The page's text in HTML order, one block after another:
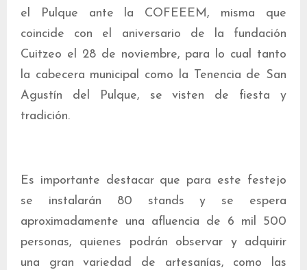
el Pulque ante la COFEEEM, misma que
coincide con el aniversario de la fundación
Cuitzeo el 28 de noviembre, para lo cual tanto
la cabecera municipal como la Tenencia de San
Agustín del Pulque, se visten de fiesta y
tradición.
Es importante destacar que para este festejo
se instalarán 80 stands y se espera
aproximadamente una afluencia de 6 mil 500
personas, quienes podrán observar y adquirir
una gran variedad de artesanías, como las